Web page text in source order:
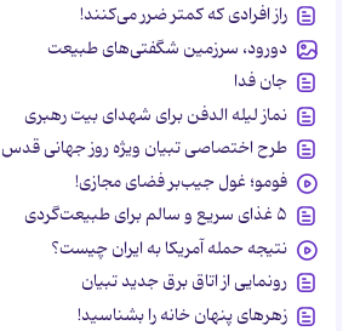
راز افرادی که کمتر ضرر می‌کنند!
دورود، سرزمین شگفتی‌های طبیعت
جان فدا
نماز لیله الدفن برای شهدای بیت رهبری
طرح اختصاصی تبیان ویژه روز جهانی قدس
فومو؛ غول جیب‌بر فضای مجازی!
۵ غذای سریع و سالم برای طبیعت‌گردی
نتیجه حمله آمریکا به ایران چیست؟
رونمایی از اتاق برق جدید تبیان
زهرهای پنهان خانه را بشناسید!